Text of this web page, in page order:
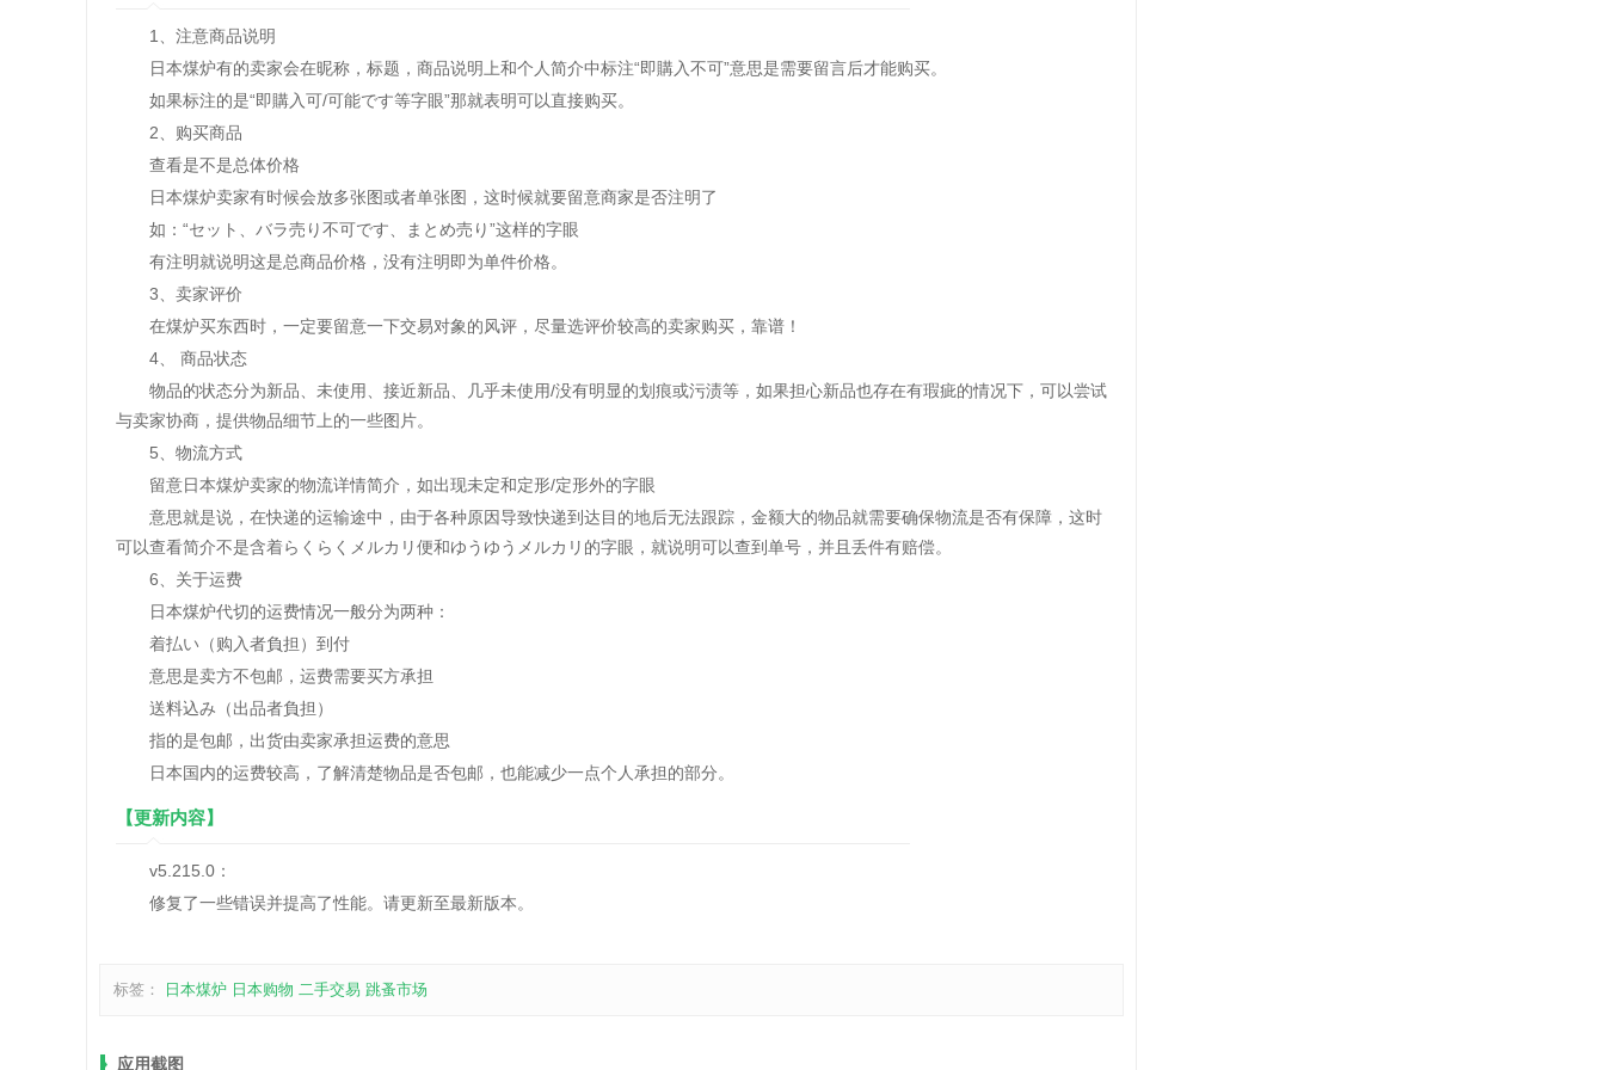
1、注意商品说明
日本煤炉有的卖家会在昵称，标题，商品说明上和个人简介中标注“即購入不可”意思是需要留言后才能购买。
如果标注的是“即購入可/可能です等字眼”那就表明可以直接购买。
2、购买商品
查看是不是总体价格
日本煤炉卖家有时候会放多张图或者单张图，这时候就要留意商家是否注明了
如：“セット、バラ売り不可です、まとめ売り”这样的字眼
有注明就说明这是总商品价格，没有注明即为单件价格。
3、卖家评价
在煤炉买东西时，一定要留意一下交易对象的风评，尽量选评价较高的卖家购买，靠谱！
4、 商品状态
物品的状态分为新品、未使用、接近新品、几乎未使用/没有明显的划痕或污渍等，如果担心新品也存在有瑕疵的情况下，可以尝试
与卖家协商，提供物品细节上的一些图片。
5、物流方式
留意日本煤炉卖家的物流详情简介，如出现未定和定形/定形外的字眼
意思就是说，在快递的运输途中，由于各种原因导致快递到达目的地后无法跟踪，金额大的物品就需要确保物流是否有保障，这时
可以查看简介不是含着らくらくメルカリ便和ゆうゆうメルカリ的字眼，就说明可以查到单号，并且丢件有赔偿。
6、关于运费
日本煤炉代切的运费情况一般分为两种：
着払い（购入者負担）到付
意思是卖方不包邮，运费需要买方承担
送料込み（出品者負担）
指的是包邮，出货由卖家承担运费的意思
日本国内的运费较高，了解清楚物品是否包邮，也能减少一点个人承担的部分。
【更新内容】
v5.215.0：
修复了一些错误并提高了性能。请更新至最新版本。
标签： 日本煤炉 日本购物 二手交易 跳蚤市场
应用截图